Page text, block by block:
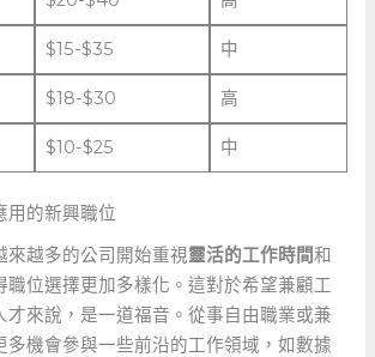
$15-$35 中
$18-$30 高
$10-$25 中
用的新興職位
來越多的公司開始重視靈活的工作時間和
職位選擇更加多樣化。這對於希望兼顧工
才來說，是一道福音。從事自由職業或兼
多機會參與一些前沿的工作領域，如數據